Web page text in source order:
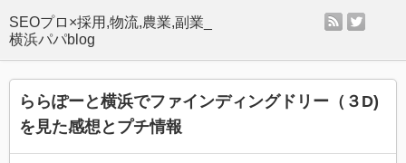
SEOプロ×採用,物流,農業,副業_
横浜パパblog
rss
ららぽーと横浜でファインディングドリー（３D)
を見た感想とプチ情報